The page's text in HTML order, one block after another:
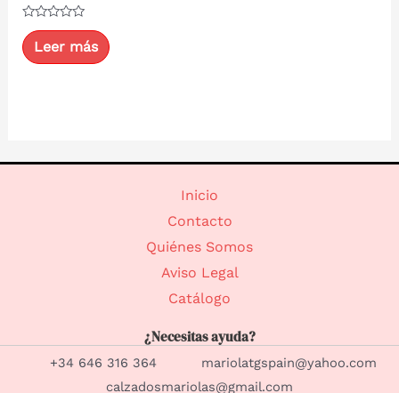
Valorado
con
0
de
Leer más
Inicio
Contacto
Quiénes Somos
Aviso Legal
Catálogo
¿Necesitas ayuda?
+34 646 316 364 mariolatgspain@yahoo.com
calzadosmariolas@gmail.com